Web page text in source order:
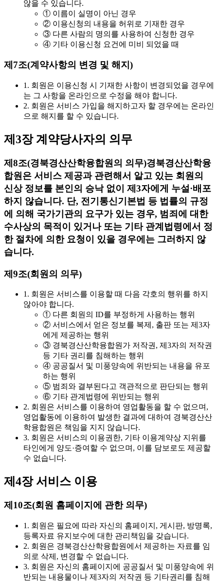
않을 수 있습니다.
① 이름이 실명이 아닌 경우
② 이용신청의 내용을 허위로 기재한 경우
③ 다른 사람의 명의를 사용하여 신청한 경우
④ 기타 이용신청 요건에 미비 되었을 때
제7조(계약사항의 변경 및 해지)
1. 회원은 이용신청 시 기재한 사항이 변경되었을 경우에
는 그 사항을 온라인으로 수정을 해야 합니다.
2. 회원은 서비스 가입을 해지하고자 할 경우에는 온라인
으로 해지를 할 수 있습니다.
제3장 계약당사자의 의무
제8조(경북경산산학융합원의 의무)경북경산산학융
합원은 서비스 제공과 관련해서 알고 있는 회원의
신상 정보를 본인의 승낙 없이 제3자에게 누설·배포
하지 않습니다. 단, 전기통신기본법 등 법률의 규정
에 의해 국가기관의 요구가 있는 경우, 범죄에 대한
수사상의 목적이 있거나 또는 기타 관계법령에서 정
한 절차에 의한 요청이 있을 경우에는 그러하지 않
습니다.
제9조(회원의 의무)
1. 회원은 서비스를 이용할 때 다음 각호의 행위를 하지
않아야 합니다.
① 다른 회원의 ID를 부정하게 사용하는 행위
② 서비스에서 얻은 정보를 복제, 출판 또는 제3자
에게 제공하는 행위
③ 경북경산산학융합원가 저작권, 제3자의 저작권
등 기타 권리를 침해하는 행위
④ 공공질서 및 미풍양속에 위반되는 내용을 유포
하는 행위
⑤ 범죄와 결부된다고 객관적으로 판단되는 행위
⑥ 기타 관계법령에 위반되는 행위
2. 회원은 서비스를 이용하여 영업활동을 할 수 없으며,
영업활동에 이용하여 발생한 결과에 대하여 경북경산산
학융합원은 책임을 지지 않습니다.
3. 회원은 서비스의 이용권한, 기타 이용계약상 지위를
타인에게 양도·증여할 수 없으며, 이를 담보로도 제공할
수 없습니다.
제4장 서비스 이용
제10조(회원 홈페이지에 관한 의무)
1. 회원은 필요에 따라 자신의 홈페이지, 게시판, 방명록,
등록자료 유지보수에 대한 관리책임을 갖습니다.
2. 회원은 경북경산산학융합원에서 제공하는 자료를 임
의로 삭제, 변경할 수 없습니다.
3. 회원은 자신의 홈페이지에 공공질서 및 미풍양속에 위
반되는 내용물이나 제3자의 저작권 등 기타권리를 침해